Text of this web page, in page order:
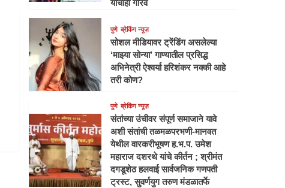
यांचाही गौरव
पुणे ब्रेकिंग न्यूज़
सोशल मीडियावर ट्रेंडिंग असलेल्या
‘माझ्या सोन्या’ गाण्यातील प्रसिद्ध
अभिनेत्री ऐश्वर्या हरिशंकर नक्की आहे
तरी कोण?
पुणे ब्रेकिंग न्यूज़
संतांच्या उंचीवर संपूर्ण समाजाने यावे
अशी संतांची तळमळपरभणी-मानवत
येथील वारकरीभूषण ह.भ.प. उमेश
महाराज दशरथे यांचे कीर्तन ; श्रीमंत
दगडूशेठ हलवाई सार्वजनिक गणपती
ट्रस्ट, सुवर्णयुग तरुण मंडळातर्फे